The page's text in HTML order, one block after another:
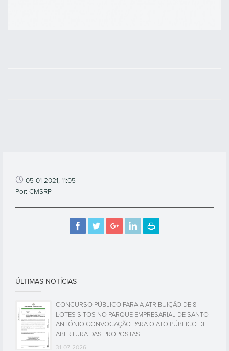
05-01-2021, 11:05
Por: CMSRP
ÚLTIMAS NOTÍCIAS
CONCURSO PÚBLICO PARA A ATRIBUIÇÃO DE 8
LOTES SITOS NO PARQUE EMPRESARIAL DE SANTO
ANTÓNIO CONVOCAÇÃO PARA O ATO PÚBLICO DE
ABERTURA DAS PROPOSTAS
31-07-2026